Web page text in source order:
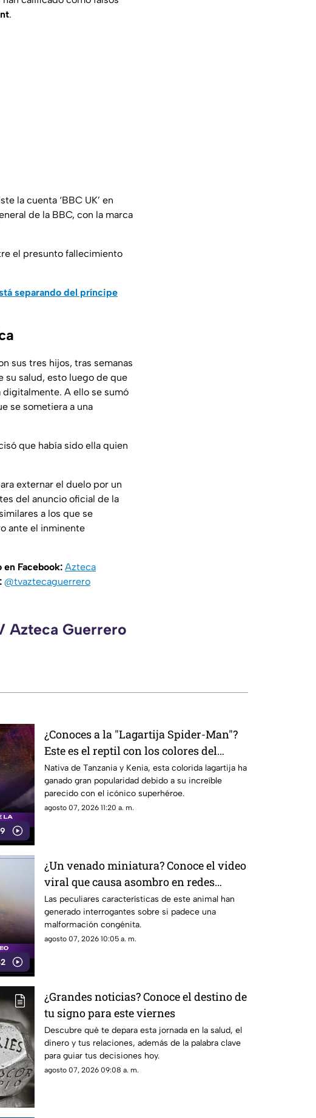
.
la cuenta ‘BBC UK’ en
de la BBC, con la marca
el presunto fallecimiento
separando del príncipe
sus tres hijos, tras semanas
su salud, esto luego de que
A ello se sumó
se sometiera a una
que había sido ella quien
externar el duelo por un
del anuncio oficial de la
a los que se
ante el inminente
Facebook: Azteca
@tvaztecaguerrero
Azteca Guerrero
¿Conoces a la "Lagartija Spider-Man"?
Este es el reptil con los colores del
superhéroe
Nativa de Tanzania y Kenia, esta colorida lagartija ha
ganado gran popularidad debido a su increíble
parecido con el icónico superhéroe.
agosto 07, 2026 11:20 a. m.
¿Un venado miniatura? Conoce el video
viral que causa asombro en redes
sociales
Las peculiares características de este animal han
generado interrogantes sobre si padece una
malformación congénita.
agosto 07, 2026 10:05 a. m.
¿Grandes noticias? Conoce el destino de
tu signo para este viernes
Descubre qué te depara esta jornada en la salud, el
dinero y tus relaciones, además de la palabra clave
para guiar tus decisiones hoy.
agosto 07, 2026 09:08 a. m.